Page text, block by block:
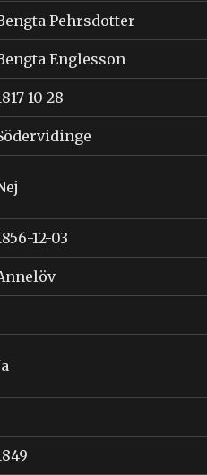
Pehrsdotter
Englesson
10-28
12-03